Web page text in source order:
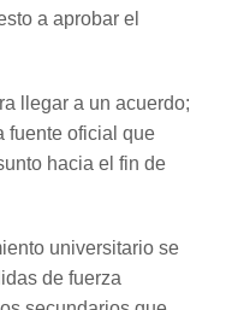
a aprobar el
llegar a un acuerdo;
fuente oficial que
hacia el fin de
universitario se
de fuerza